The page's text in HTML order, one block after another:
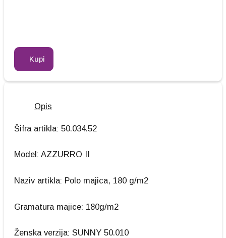
Kupi
Opis
Šifra artikla: 50.034.52
Model: AZZURRO II
Naziv artikla: Polo majica, 180 g/m2
Gramatura majice: 180g/m2
Ženska verzija: SUNNY 50.010